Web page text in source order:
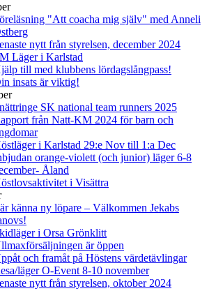
"Att coacha mig själv" med Anneli
nytt från styrelsen, december 2024
Läger i Karlstad
till med klubbens lördagslångpass!
insats är viktig!
SK national team runners 2025
från Natt-KM 2024 för barn och
i Karlstad 29:e Nov till 1:a Dec
orange-violett (och junior) läger 6-8
Åland
i Visättra
känna ny löpare – Välkommen Jekabs
i Orsa Grönklitt
är öppen
och framåt på Höstens värdetävlingar
läger O-Event 8-10 november
nytt från styrelsen, oktober 2024